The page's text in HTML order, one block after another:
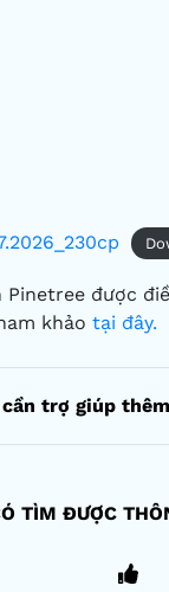
được
khảo tại đây.
cần trợ giúp
TÌM ĐƯỢC